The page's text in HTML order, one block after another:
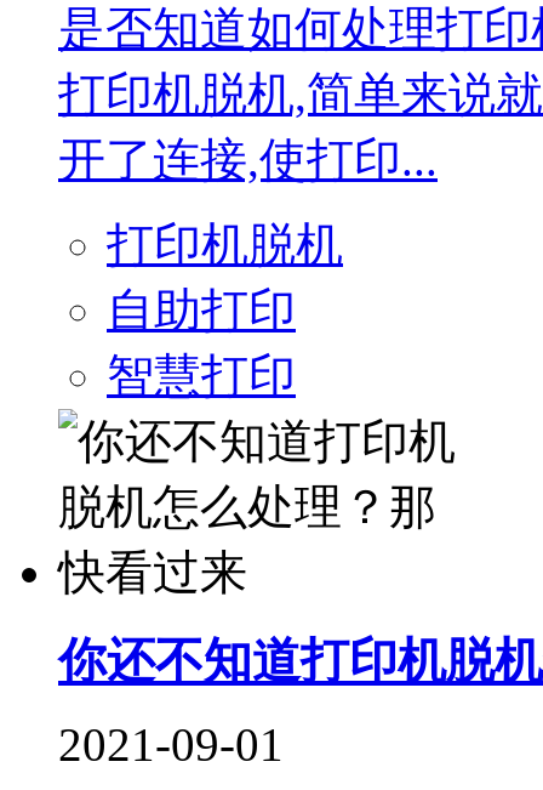
是否知道如何处理打
打印机脱机,简单来说
开了连接,使打印...
打印机脱机
自助打印
智慧打印
你还不知道打印机脱
2021-09-01